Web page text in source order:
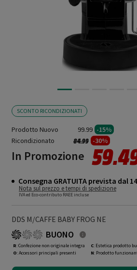
SCONTO RICONDIZIONATI
Prodotto Nuovo 99.99 -15%
Ricondizionato
Prezzo ridotto da
84.99a -30%
In Promozione
Consegna GRATUITA prevista dal
Nota sul prezzo e tempi di spedizione
IVA ed Eco-contributo RAEE incluse
DDS M/CAFFE BABY FROG NE
BUONO
R: Confezione non originale integra
O: Accessori principali presenti
C: Estetica prodotto
N: Prodotto